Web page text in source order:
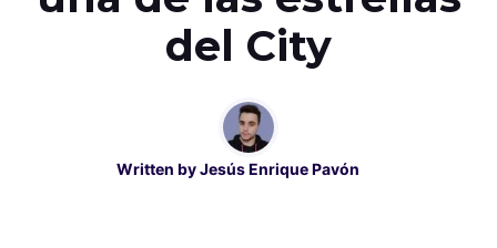
del City
Written byJesús Enrique Pavón